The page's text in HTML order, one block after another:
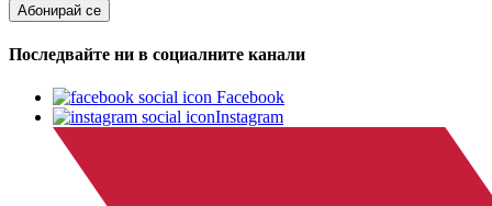
Абонирай се
Последвайте ни в социалните канали
Facebook
Instagram